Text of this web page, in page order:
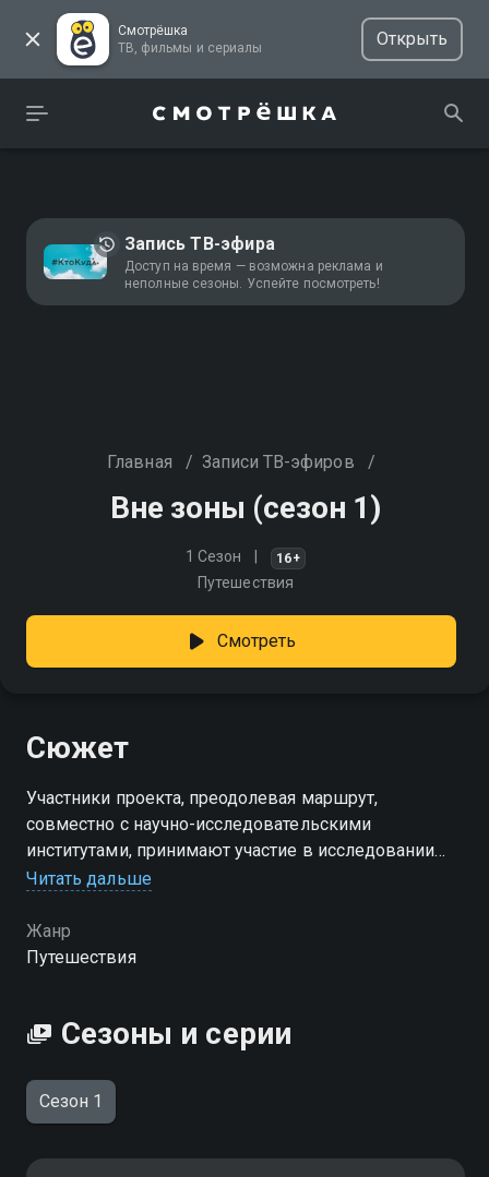
Смотрёшка
ТВ, фильмы и сериалы
Открыть
Запись ТВ-эфира
Доступ на время — возможна реклама и
неполные сезоны. Успейте посмотреть!
Главная / Записи ТВ-эфиров /
Вне зоны (сезон 1)
1 Сезон 16+
Путешествия
Смотреть
Сюжет
Участники проекта, преодолевая маршрут,
совместно с научно-исследовательскими
институтами, принимают участие в исследовании
воздействия электромагнитных полей на организм
Посмотреть онлайн 1 сезон сериала Вне зоны вы
Читать дальше
Жанр
Путешествия
Сезоны и серии
Сезон 1